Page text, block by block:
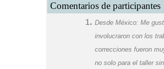
Comentarios de participantes
Desde México: Me
involucraron con los
correcciones fueron
no solo para el taller